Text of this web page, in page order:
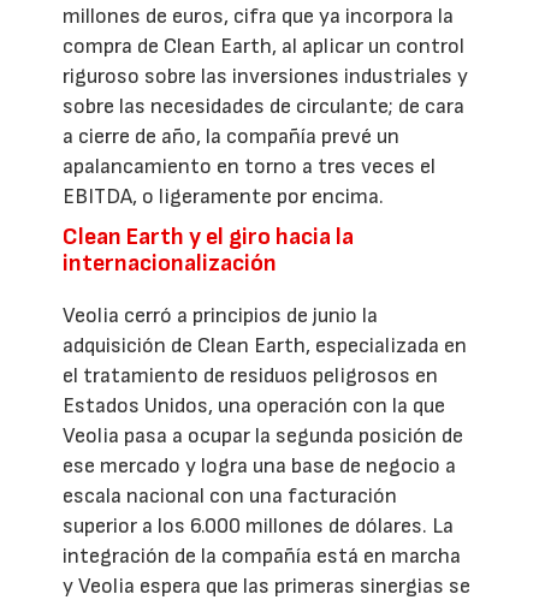
millones de euros, cifra que ya incorpora la
compra de Clean Earth, al aplicar un control
riguroso sobre las inversiones industriales y
sobre las necesidades de circulante; de cara
a cierre de año, la compañía prevé un
apalancamiento en torno a tres veces el
EBITDA, o ligeramente por encima.
Clean Earth y el giro hacia la
internacionalización
Veolia cerró a principios de junio la
adquisición de Clean Earth, especializada en
el tratamiento de residuos peligrosos en
Estados Unidos, una operación con la que
Veolia pasa a ocupar la segunda posición de
ese mercado y logra una base de negocio a
escala nacional con una facturación
superior a los 6.000 millones de dólares. La
integración de la compañía está en marcha
y Veolia espera que las primeras sinergias se